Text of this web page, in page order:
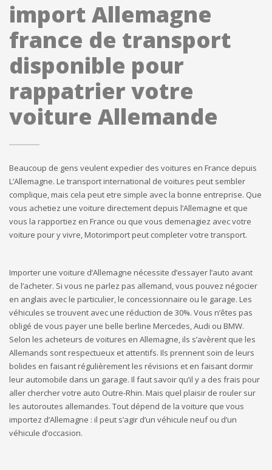
import Allemagne
france de transport
disponible pour
rappatrier votre
voiture Allemande
Beaucoup de gens veulent expedier des voitures en France depuis
L’Allemagne. Le transport international de voitures peut sembler
complique, mais cela peut etre simple avec la bonne entreprise. Que
vous achetiez une voiture directement depuis l’Allemagne et que
vous la rapportiez en France ou que vous demenagiez avec votre
voiture pour y vivre, Motorimport peut completer votre transport.
Importer une voiture d’Allemagne nécessite d’essayer l’auto avant
de l’acheter. Si vous ne parlez pas allemand, vous pouvez négocier
en anglais avec le particulier, le concessionnaire ou le garage. Les
véhicules se trouvent avec une réduction de 30%. Vous n’êtes pas
obligé de vous payer une belle berline Mercedes, Audi ou BMW.
Selon les acheteurs de voitures en Allemagne, ils s’avèrent que les
Allemands sont respectueux et attentifs. Ils prennent soin de leurs
bolides en faisant régulièrement les révisions et en faisant dormir
leur automobile dans un garage. Il faut savoir qu’il y a des frais pour
aller chercher votre auto Outre-Rhin. Mais quel plaisir de rouler sur
les autoroutes allemandes. Tout dépend de la voiture que vous
importez d’Allemagne : il peut s’agir d’un véhicule neuf ou d’un
véhicule d’occasion.